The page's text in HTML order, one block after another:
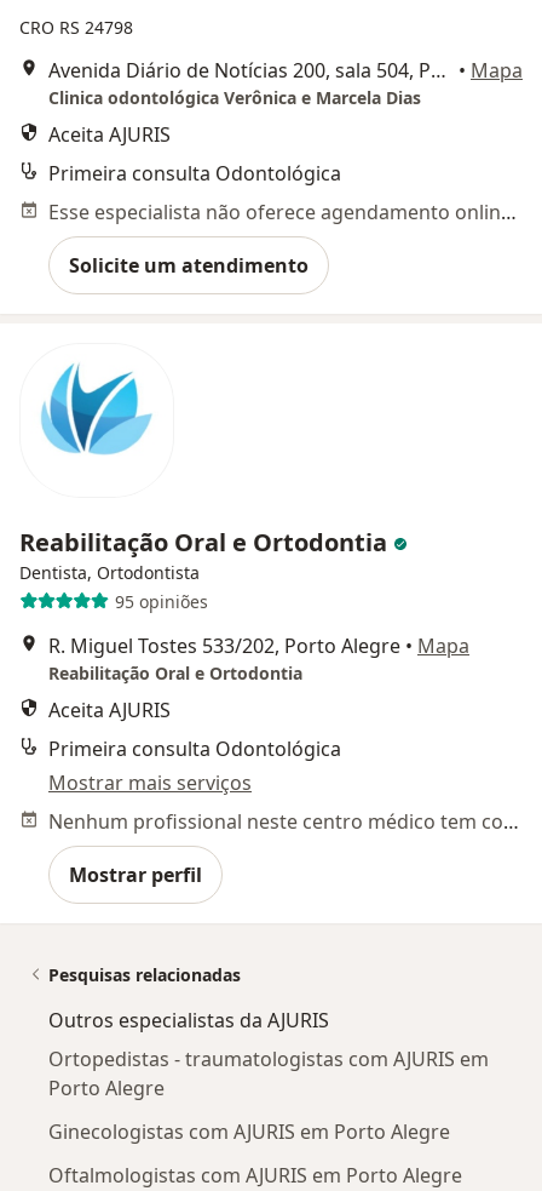
CRO RS 24798
Avenida Diário de Notícias 200, sala 504, Porto Alegre • Mapa
Clinica odontológica Verônica e Marcela Dias
Aceita AJURIS
Primeira consulta Odontológica
Esse especialista não oferece agendamento online para esse endereço.
Solicite um atendimento
Reabilitação Oral e Ortodontia
Dentista, Ortodontista
95 opiniões
R. Miguel Tostes 533/202, Porto Alegre • Mapa
Reabilitação Oral e Ortodontia
Aceita AJURIS
Primeira consulta Odontológica
Mostrar mais serviços
Nenhum profissional neste centro médico tem consultas disponíveis
Mostrar perfil
Pesquisas relacionadas
Outros especialistas da AJURIS
Ortopedistas - traumatologistas com AJURIS em
Porto Alegre
Ginecologistas com AJURIS em Porto Alegre
Oftalmologistas com AJURIS em Porto Alegre